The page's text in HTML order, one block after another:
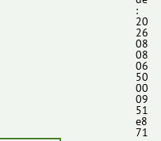
:
20
26
08
08
06
50
00
09
51
e8
71